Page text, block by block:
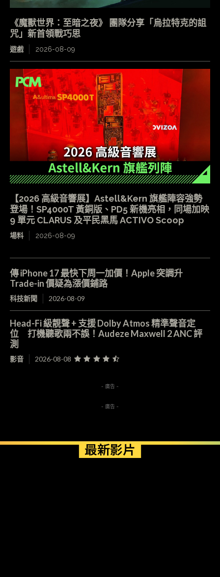
《魔獸世界：至暗之夜》 團隊分享「烏拉特克的詛
咒」新首領戰巧思
遊戲 2026-08-09
【2026 高級音響展】Astell&Kern 旗艦陣容強勢
登場！SP4000T 黃銅版、PD5 新機亮相，同場加映
9 單元 CLARUS 及平民黑馬 ACTIVO Scoop
場料 2026-08-09
傳 iPhone 17 最快下周一加價！Apple 突調升
Trade-in 價疑為漲價鋪路
科技新聞 2026-08-09
Head-Fi 級靚聲 + 支援 Dolby Atmos 精準聲音定
位 打機聽歌兩不誤！Audeze Maxwell 2 ANC 評
測
影音 2026-08-08
- 廣告 -
- 廣告 -
最新影片